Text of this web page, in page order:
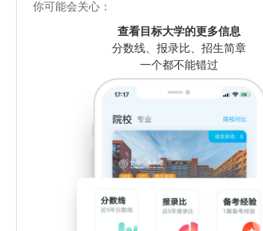
你可能会关心：
查看目标大学的更多信息
分数线、报录比、招生简章
一个都不能错过